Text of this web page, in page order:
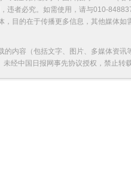
违者必究。如需使用，请与010-
，目的在于传播更多信息，其他媒体
的内容（包括文字、图片、多媒体资
未经中国日报网事先协议授权，禁止转